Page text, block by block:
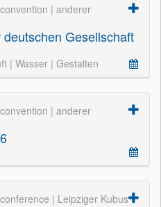
| anderer
Gesellschaft
| Wasser | Gestalten
| anderer
| Leipziger Kubus